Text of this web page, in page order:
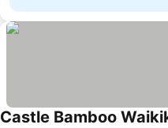
Castle Bamboo